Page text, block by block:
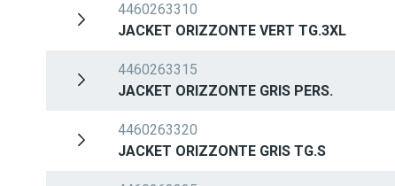
4460263310
JACKET ORIZZONTE VERT TG.3XL
4460263315
JACKET ORIZZONTE GRIS PERS.
4460263320
JACKET ORIZZONTE GRIS TG.S